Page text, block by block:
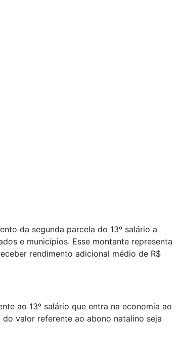
da segunda parcela do 13º salário a
e municípios. Esse montante representa
rendimento adicional médio de R$
ao 13º salário que entra na economia ao
valor referente ao abono natalino seja